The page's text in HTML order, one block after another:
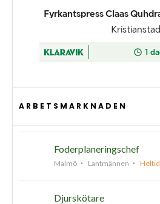
ARBETSMARKNADEN
Foderplaneringschef
Malmö Lantmännen Heltid
Djurskötare